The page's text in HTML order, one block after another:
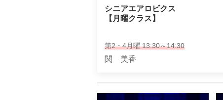
シニアエアロビクス
【月曜クラス】
第2・4月曜 13:30～14:30
関 美香